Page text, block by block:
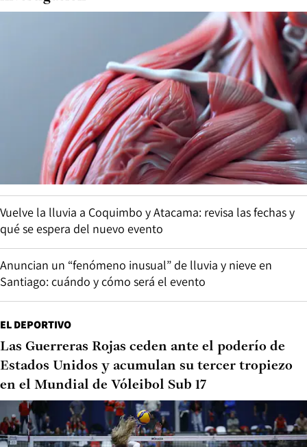
Vuelve la lluvia a Coquimbo y Atacama: revisa las fechas y
qué se espera del nuevo evento
Anuncian un “fenómeno inusual” de lluvia y nieve en
Santiago: cuándo y cómo será el evento
EL DEPORTIVO
Las Guerreras Rojas ceden ante el poderío de
Estados Unidos y acumulan su tercer tropiezo
en el Mundial de Vóleibol Sub 17